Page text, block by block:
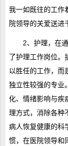
我一如既往的工作
院领导的关爱送进
2、护理，在
了护理工作岗位。
以胜任的工作，而
独立性较强的专业
化、情绪影响与疾
理方式，消除各种
病人恢复健康的科
惯，在医院领导和